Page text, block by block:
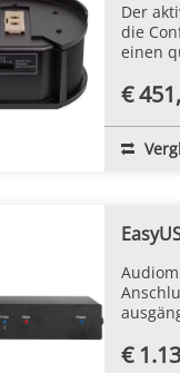
Der
die
einen
€
€